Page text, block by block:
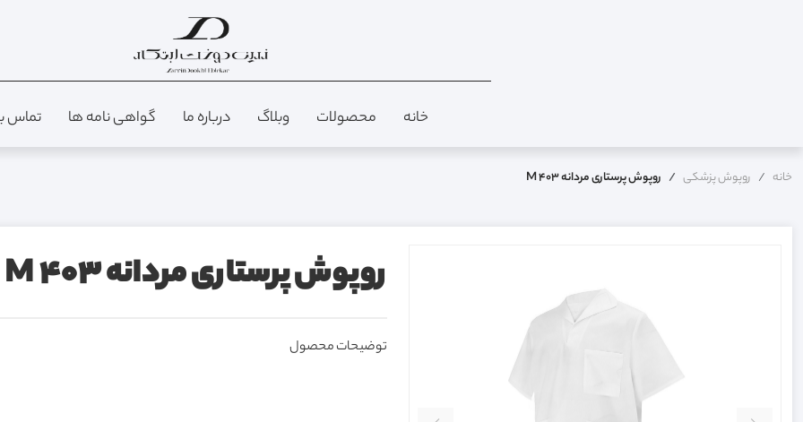
خانه محصولات وبلاگ درباره ما گواهی نامه ها تماس
خانه روپوش پزشکی روپوش پرستاری مردانه M 403
روپوش پرستاری مردانه M 403
توضیحات محصول